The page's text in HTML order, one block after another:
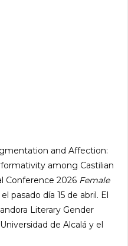
and Affection:
among Castilian
Conference 2026 Female
pasado día 15 de abril. El
Literary Gender
de Alcalá y el